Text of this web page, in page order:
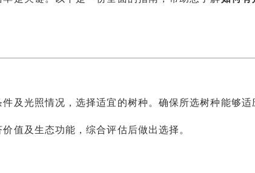
光照情况，选择适宜的树种。确保所选树种能够适
及生态功能，综合评估后做出选择。